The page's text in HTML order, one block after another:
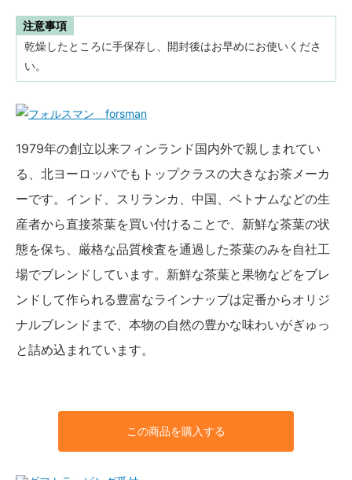
注意事項
乾燥したところに手保存し、開封後はお早めにお使いくださ
い。
1979年の創立以来フィンランド国内外で親しまれてい
る、北ヨーロッパでもトップクラスの大きなお茶メーカ
ーです。インド、スリランカ、中国、ベトナムなどの生
産者から直接茶葉を買い付けることで、新鮮な茶葉の状
態を保ち、厳格な品質検査を通過した茶葉のみを自社工
場でブレンドしています。新鮮な茶葉と果物などをブレ
ンドして作られる豊富なラインナップは定番からオリジ
ナルブレンドまで、本物の自然の豊かな味わいがぎゅっ
と詰め込まれています。
この商品を購入する